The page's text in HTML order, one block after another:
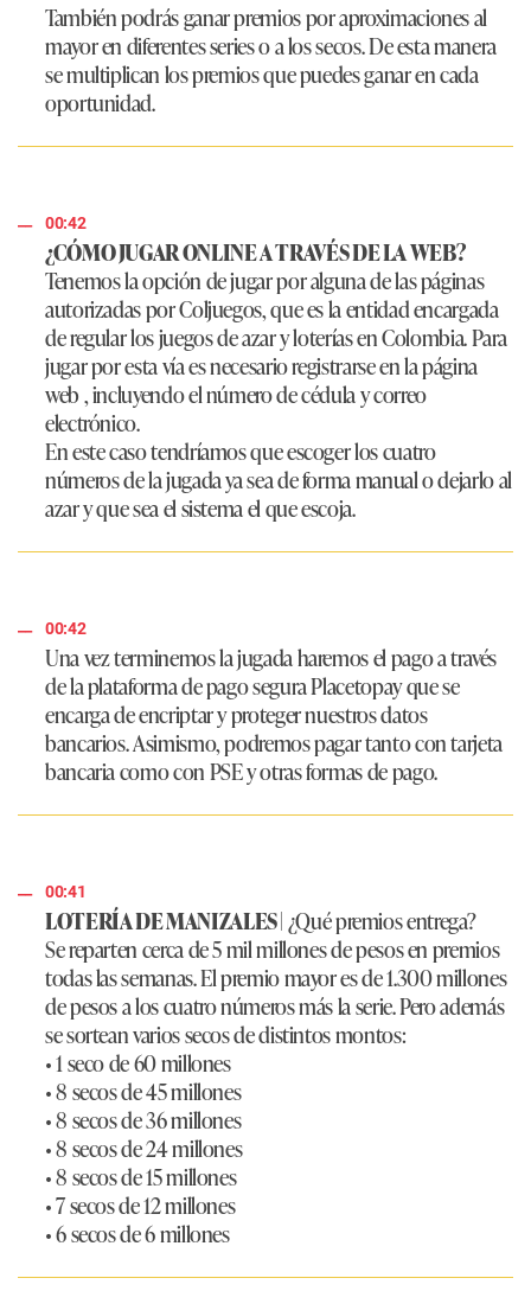
También podrás ganar premios por aproximaciones al
mayor en diferentes series o a los secos. De esta manera
se multiplican los premios que puedes ganar en cada
oportunidad.
00:42
¿CÓMO JUGAR ONLINE A TRAVÉS DE LA WEB?
Tenemos la opción de jugar por alguna de las páginas
autorizadas por Coljuegos, que es la entidad encargada
de regular los juegos de azar y loterías en Colombia. Para
jugar por esta vía es necesario registrarse en la página
web , incluyendo el número de cédula y correo
electrónico.
En este caso tendríamos que escoger los cuatro
números de la jugada ya sea de forma manual o dejarlo al
azar y que sea el sistema el que escoja.
00:42
Una vez terminemos la jugada haremos el pago a través
de la plataforma de pago segura Placetopay que se
encarga de encriptar y proteger nuestros datos
bancarios. Asimismo, podremos pagar tanto con tarjeta
bancaria como con PSE y otras formas de pago.
00:41
LOTERÍA DE MANIZALES |¿Qué premios entrega?
Se reparten cerca de 5 mil millones de pesos en premios
todas las semanas. El premio mayor es de 1.300 millones
de pesos a los cuatro números más la serie. Pero además
se sortean varios secos de distintos montos:
• 1 seco de 60 millones
• 8 secos de 45 millones
• 8 secos de 36 millones
• 8 secos de 24 millones
• 8 secos de 15 millones
• 7 secos de 12 millones
• 6 secos de 6 millones